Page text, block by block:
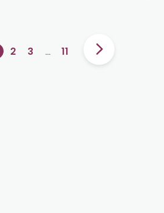
2 3 … 11